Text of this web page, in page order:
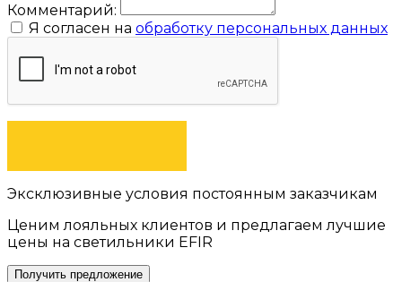
Комментарий:
Я согласен на обработку персональных данных
Эксклюзивные условия постоянным заказчикам
Ценим лояльных клиентов и предлагаем лучшие
цены на светильники EFIR
Получить предложение